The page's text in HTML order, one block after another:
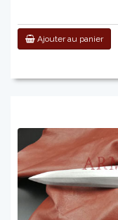
Ajouter au panier